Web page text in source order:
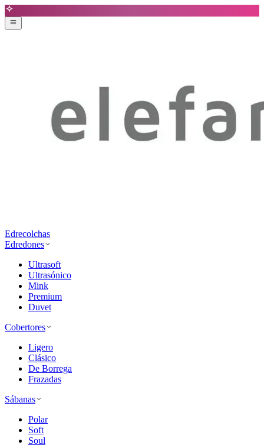
Edrecolchas
Edredones
Ultrasoft
Ultrasónico
Mink
Premium
Duvet
Cobertores
Ligero
Clásico
De Borrega
Frazadas
Sábanas
Polar
Soft
Soul